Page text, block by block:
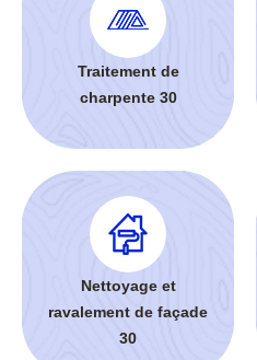
Traitement de
charpente 30
Nettoyage et
ravalement de façade
30